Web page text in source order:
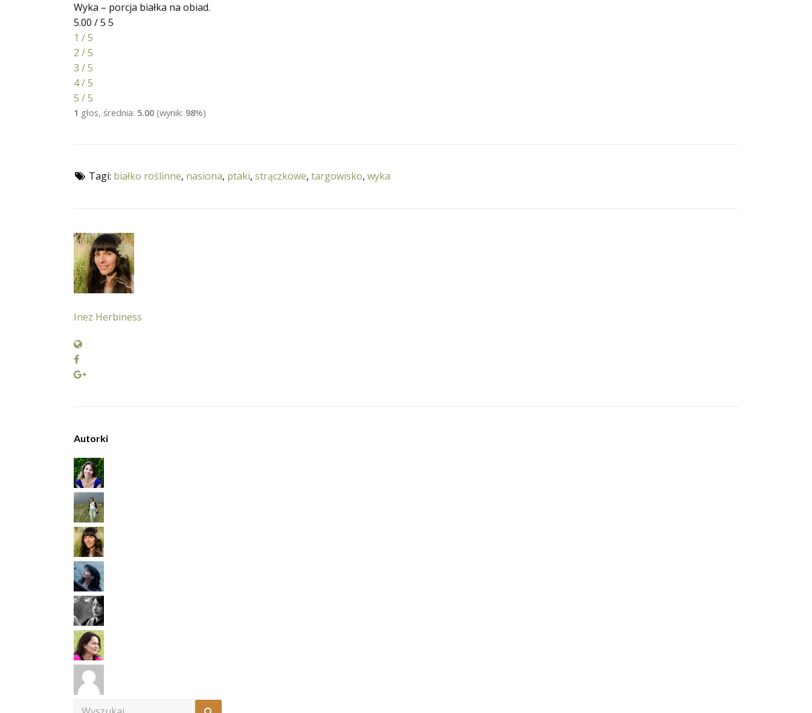
Wyka – porcja białka na obiad.
5.00 / 5 5
1 / 5
2 / 5
3 / 5
4 / 5
5 / 5
1 głos, średnia: 5.00 (wynik: 98%)
Tagi: białko roślinne, nasiona, ptaki, strączkowe, targowisko, wyka
Inez Herbiness
Autorki
Search